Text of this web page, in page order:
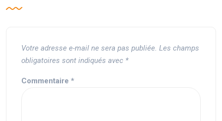
Votre adresse e-mail ne sera pas publiée. Les champs
obligatoires sont indiqués avec *
Commentaire *